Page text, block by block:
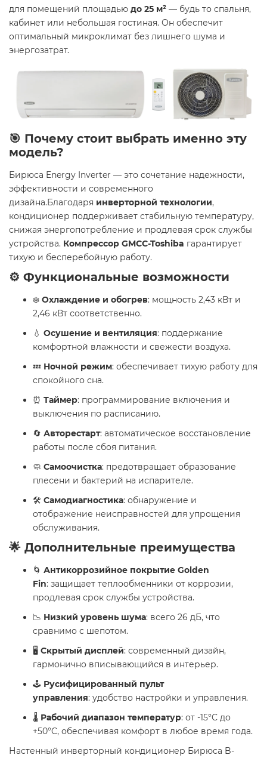
для помещений площадью до 25 м² — будь то спальня,
кабинет или небольшая гостиная. Он обеспечит
оптимальный микроклимат без лишнего шума и
энергозатрат.
🎯 Почему стоит выбрать именно эту
модель?
Бирюса Energy Inverter — это сочетание надежности,
эффективности и современного
дизайна.Благодаря инверторной технологии,
кондиционер поддерживает стабильную температуру,
снижая энергопотребление и продлевая срок службы
устройства. Компрессор GMCC-Toshiba гарантирует
тихую и бесперебойную работу.
⚙️ Функциональные возможности
❄️ Охлаждение и обогрев: мощность 2,43 кВт и
2,46 кВт соответственно.
💧 Осушение и вентиляция: поддержание
комфортной влажности и свежести воздуха.
💤 Ночной режим: обеспечивает тихую работу для
спокойного сна.
⏰ Таймер: программирование включения и
выключения по расписанию.
🔄 Авторестарт: автоматическое восстановление
работы после сбоя питания.
🧼 Самоочистка: предотвращает образование
плесени и бактерий на испарителе.
🛠️ Самодиагностика: обнаружение и
отображение неисправностей для упрощения
обслуживания.
🌟 Дополнительные преимущества
🌀 Антикоррозийное покрытие Golden
Fin: защищает теплообменники от коррозии,
продлевая срок службы устройства.
📉 Низкий уровень шума: всего 26 дБ, что
сравнимо с шепотом.
🖥️ Скрытый дисплей: современный дизайн,
гармонично вписывающийся в интерьер.
🕹️ Русифицированный пульт
управления: удобство настройки и управления.
🌡️ Рабочий диапазон температур: от -15°C до
+50°C, обеспечивая комфорт в любое время года.
Настенный инверторный кондиционер Бирюса B-